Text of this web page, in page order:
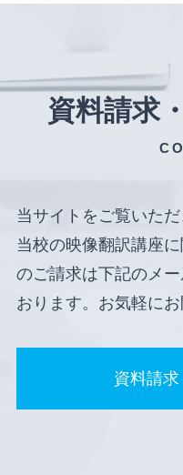
資料請求
当サイトをご覧いた
当校の映像翻訳講座
のご請求は下記のメ
おります。お気軽にお
資料請